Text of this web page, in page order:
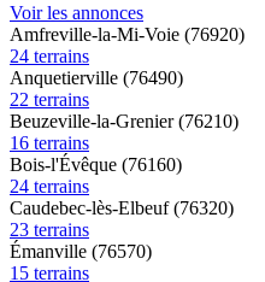
Voir les annonces
Amfreville-la-Mi-Voie (76920)
24 terrains
Anquetierville (76490)
22 terrains
Beuzeville-la-Grenier (76210)
16 terrains
Bois-l'Évêque (76160)
24 terrains
Caudebec-lès-Elbeuf (76320)
23 terrains
Émanville (76570)
15 terrains